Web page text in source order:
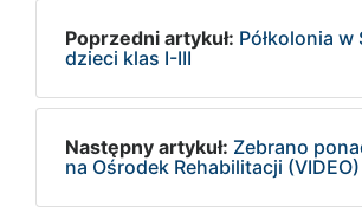
Poprzedni artykuł: Półkolonia w
dzieci klas I-III
Następny artykuł: Zebrano
na Ośrodek Rehabilitacji (VIDEO)